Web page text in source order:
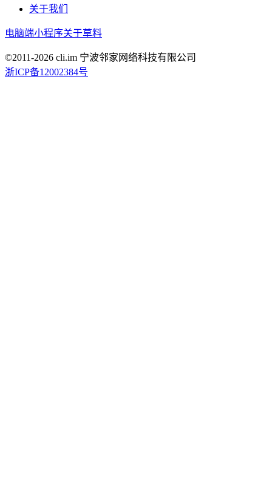
关于我们
电脑端小程序关于草料
©2011-2026 cli.im 宁波邻家网络科技有限公司
浙ICP备12002384号